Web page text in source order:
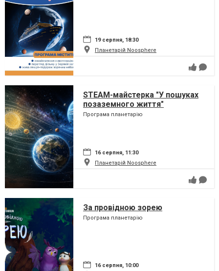
19 серпня, 18:30
Планетарій Noosphere
STEAM-майстерка "У пошуках
позаземного життя"
Програма планетарію
16 серпня, 11:30
Планетарій Noosphere
За провідною зорею
Програма планетарію
16 серпня, 10:00